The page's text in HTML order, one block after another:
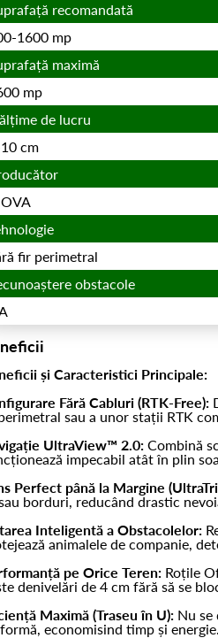
recomandată
1600 mp
maximă
mp
de lucru
cm
fir perimetral
obstacole
și Caracteristici Principale:
Fără Cabluri (RTK-Free):
sau a unor stații RTK
UltraView™ 2.0: Combină
impecabil atât în plin
Perfect până la Margine
borduri, reducând drastic
Inteligentă a Obstacolelor:
animalele de companie,
pe Orice Teren: Roțile
denivelări de 4 cm fără să se
Maximă (Traseu în U): Nu se
economisind timp și energie.